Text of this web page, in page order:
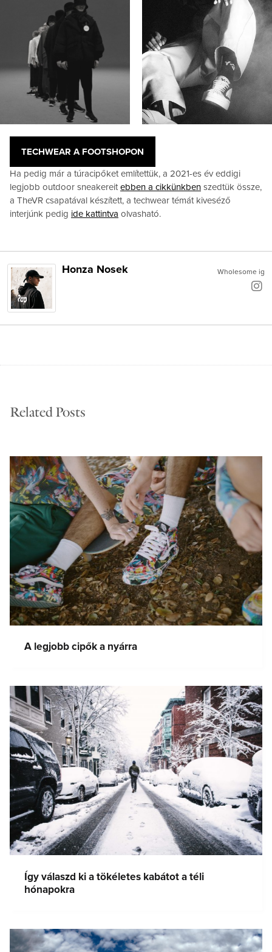
TECHWEAR A FOOTSHOPON
Ha pedig már a túracipőket említettük, a 2021-es év eddigi
legjobb outdoor sneakereitebben a cikkünkben szedtük össze,
a TheVR csapatával készített, a techwear témát kiveséző
interjúnk pedig ide kattintva olvasható.
Wholesome ig
Honza Nosek
Related Posts
A legjobb cipők a nyárra
Így válaszd ki a tökéletes kabátot a téli
hónapokra